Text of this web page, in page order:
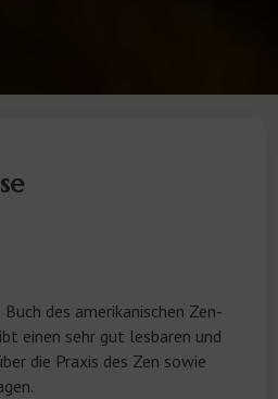
des amerikanischen Zen-
einen sehr gut lesbaren und
die Praxis des Zen sowie